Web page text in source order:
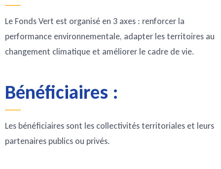
Le Fonds Vert est organisé en 3 axes : renforcer la
performance environnementale, adapter les territoires au
changement climatique et améliorer le cadre de vie.
Bénéficiaires :
Les bénéficiaires sont les collectivités territoriales et leurs
partenaires publics ou privés.